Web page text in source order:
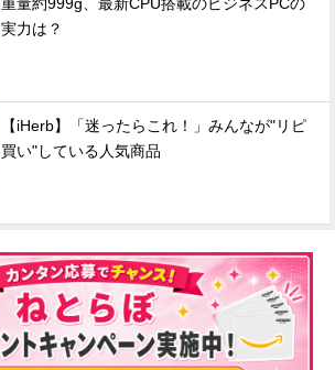
重量約999g、最新CPU搭載のビジネスPCの
実力は？
【iHerb】「迷ったらこれ！」みんなが"リピ
買い"している人気商品